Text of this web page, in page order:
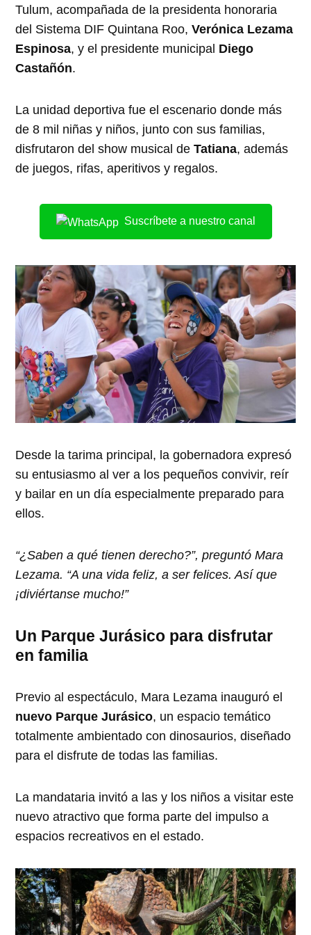
Tulum, acompañada de la presidenta honoraria
del Sistema DIF Quintana Roo,Verónica Lezama
Espinosa, y el presidente municipal Diego
Castañón.
La unidad deportiva fue el escenario donde más
de 8 mil niñas y niños, junto con sus familias,
disfrutaron del show musical deTatiana, además
de juegos, rifas, aperitivos y regalos.
Suscríbete a nuestro canal
Desde la tarima principal, la gobernadora expresó
su entusiasmo al ver a los pequeños convivir, reír
y bailar en un día especialmente preparado para
ellos.
“¿Saben a qué tienen derecho?”, preguntó Mara
Lezama. “A una vida feliz, a ser felices. Así que
¡diviértanse mucho!”
Un Parque Jurásico para disfrutar
en familia
Previo al espectáculo, Mara Lezama inauguró el
nuevo Parque Jurásico, un espacio temático
totalmente ambientado con dinosaurios, diseñado
para el disfrute de todas las familias.
La mandataria invitó a las y los niños a visitar este
nuevo atractivo que forma parte del impulso a
espacios recreativos en el estado.